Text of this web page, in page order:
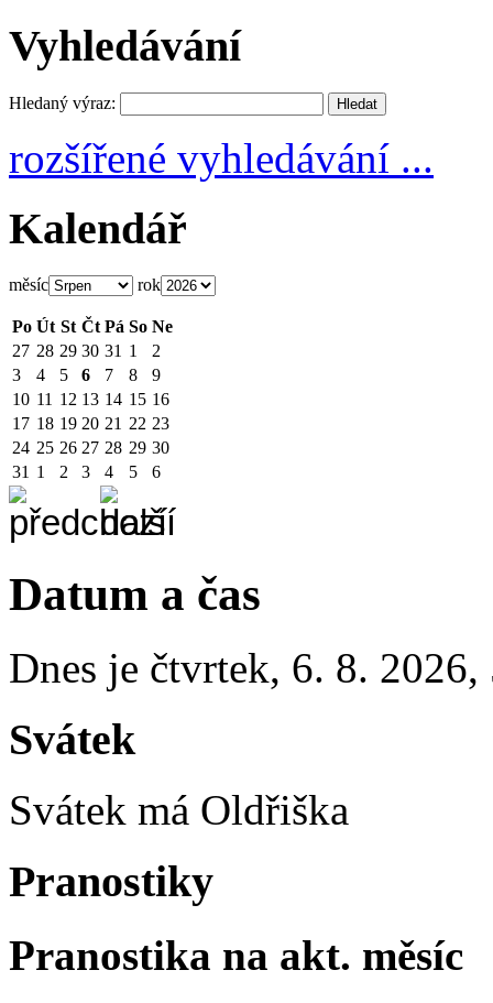
Vyhledávání
Hledaný výraz:
rozšířené vyhledávání ...
Kalendář
měsíc rok
Po Út St Čt Pá So Ne
27 28 29 30 31 1
2
3
4 5 6 7 8
9
10 11 12 13 14 15 16
17 18 19 20 21 22 23
24 25 26 27 28 29 30
31 1 2 3 4 5 6
Datum a čas
Dnes je čtvrtek, 6. 8. 2026,
Svátek
Svátek má Oldřiška
Pranostiky
Pranostika na akt. měsíc